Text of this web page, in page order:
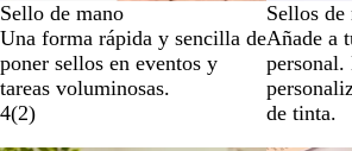
Sello de mano
Una forma rápida y sencilla de
poner sellos en eventos y
tareas voluminosas.
4(2)
Sellos de
Añade a
de tinta.